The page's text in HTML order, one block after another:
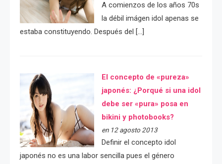
A comienzos de los años 70s
la débil imágen idol apenas se
estaba constituyendo. Después del […]
El concepto de «pureza»
japonés: ¿Porqué si una idol
debe ser «pura» posa en
bikini y photobooks?
en 12 agosto 2013
Definir el concepto idol
japonés no es una labor sencilla pues el género